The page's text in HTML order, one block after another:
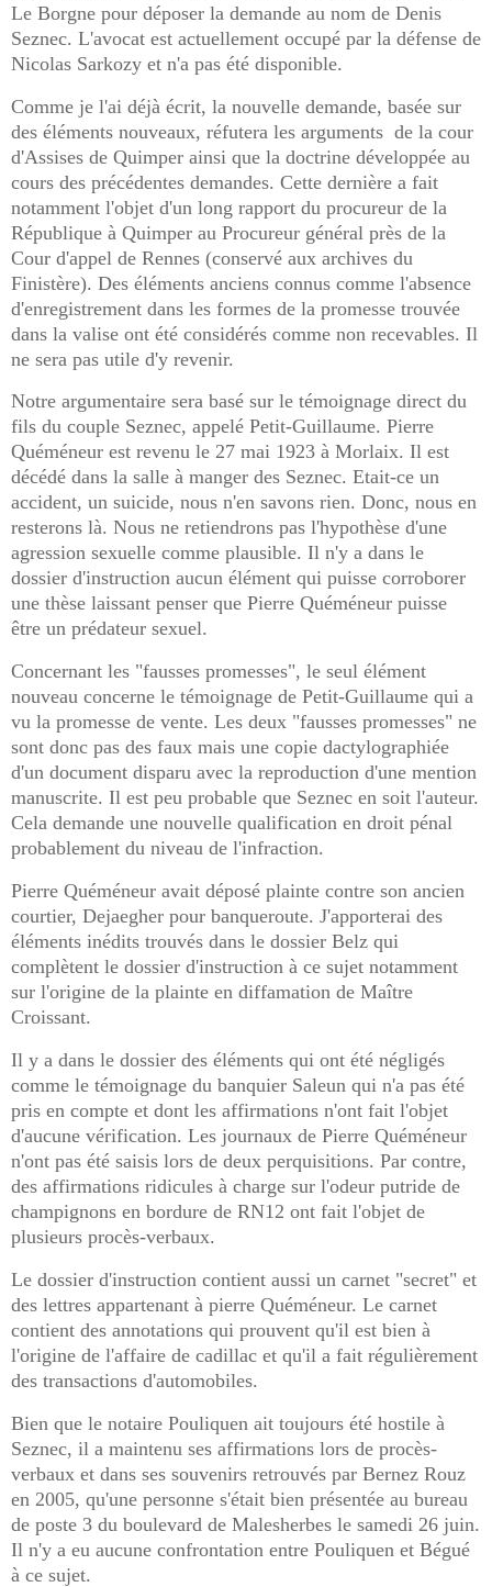
Le Borgne pour déposer la demande au nom de Denis
Seznec. L'avocat est actuellement occupé par la défense de
Nicolas Sarkozy et n'a pas été disponible.
Comme je l'ai déjà écrit, la nouvelle demande, basée sur
des éléments nouveaux, réfutera les arguments de la cour
d'Assises de Quimper ainsi que la doctrine développée au
cours des précédentes demandes. Cette dernière a fait
notamment l'objet d'un long rapport du procureur de la
République à Quimper au Procureur général près de la
Cour d'appel de Rennes (conservé aux archives du
Finistère). Des éléments anciens connus comme l'absence
d'enregistrement dans les formes de la promesse trouvée
dans la valise ont été considérés comme non recevables. Il
ne sera pas utile d'y revenir.
Notre argumentaire sera basé sur le témoignage direct du
fils du couple Seznec, appelé Petit-Guillaume. Pierre
Quéméneur est revenu le 27 mai 1923 à Morlaix. Il est
décédé dans la salle à manger des Seznec. Etait-ce un
accident, un suicide, nous n'en savons rien. Donc, nous en
resterons là. Nous ne retiendrons pas l'hypothèse d'une
agression sexuelle comme plausible. Il n'y a dans le
dossier d'instruction aucun élément qui puisse corroborer
une thèse laissant penser que Pierre Quéméneur puisse
être un prédateur sexuel.
Concernant les "fausses promesses", le seul élément
nouveau concerne le témoignage de Petit-Guillaume qui a
vu la promesse de vente. Les deux "fausses promesses" ne
sont donc pas des faux mais une copie dactylographiée
d'un document disparu avec la reproduction d'une mention
manuscrite. Il est peu probable que Seznec en soit l'auteur.
Cela demande une nouvelle qualification en droit pénal
probablement du niveau de l'infraction.
Pierre Quéméneur avait déposé plainte contre son ancien
courtier, Dejaegher pour banqueroute. J'apporterai des
éléments inédits trouvés dans le dossier Belz qui
complètent le dossier d'instruction à ce sujet notamment
sur l'origine de la plainte en diffamation de Maître
Croissant.
Il y a dans le dossier des éléments qui ont été négligés
comme le témoignage du banquier Saleun qui n'a pas été
pris en compte et dont les affirmations n'ont fait l'objet
d'aucune vérification. Les journaux de Pierre Quéméneur
n'ont pas été saisis lors de deux perquisitions. Par contre,
des affirmations ridicules à charge sur l'odeur putride de
champignons en bordure de RN12 ont fait l'objet de
plusieurs procès-verbaux.
Le dossier d'instruction contient aussi un carnet "secret" et
des lettres appartenant à pierre Quéméneur. Le carnet
contient des annotations qui prouvent qu'il est bien à
l'origine de l'affaire de cadillac et qu'il a fait régulièrement
des transactions d'automobiles.
Bien que le notaire Pouliquen ait toujours été hostile à
Seznec, il a maintenu ses affirmations lors de procès-
verbaux et dans ses souvenirs retrouvés par Bernez Rouz
en 2005, qu'une personne s'était bien présentée au bureau
de poste 3 du boulevard de Malesherbes le samedi 26 juin.
Il n'y a eu aucune confrontation entre Pouliquen et Bégué
à ce sujet.